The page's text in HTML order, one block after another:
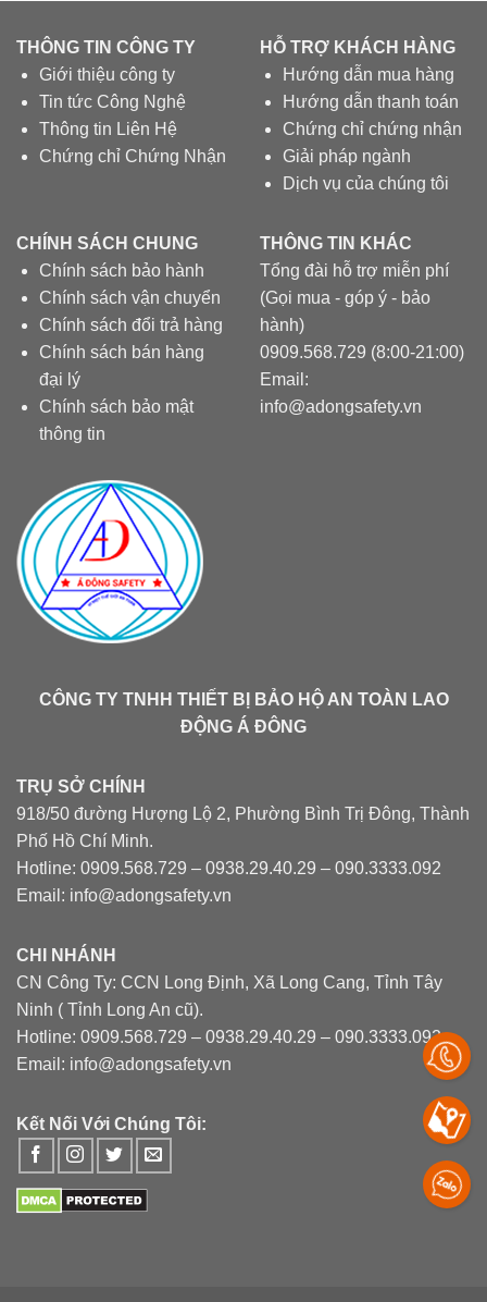
THÔNG TIN CÔNG TY
Giới thiệu công ty
Tin tức Công Nghệ
Thông tin Liên Hệ
Chứng chỉ Chứng Nhận
HỖ TRỢ KHÁCH HÀNG
Hướng dẫn mua hàng
Hướng dẫn thanh toán
Chứng chỉ chứng nhận
Giải pháp ngành
Dịch vụ của chúng tôi
CHÍNH SÁCH CHUNG
Chính sách bảo hành
Chính sách vận chuyển
Chính sách đổi trả hàng
Chính sách bán hàng
đại lý
Chính sách bảo mật
thông tin
THÔNG TIN KHÁC
Tổng đài hỗ trợ miễn phí
(Gọi mua - góp ý - bảo
hành)
0909.568.729 (8:00-21:00)
Email:
info@adongsafety.vn
CÔNG TY TNHH THIẾT BỊ BẢO HỘ AN TOÀN LAO
ĐỘNG Á ĐÔNG
TRỤ SỞ CHÍNH
918/50 đường Hượng Lộ 2, Phường Bình Trị Đông, Thành
Phố Hồ Chí Minh.
Hotline: 0909.568.729 – 0938.29.40.29 – 090.3333.092
Email: info@adongsafety.vn
CHI NHÁNH
CN Công Ty: CCN Long Định, Xã Long Cang, Tỉnh Tây
Ninh ( Tỉnh Long An cũ).
Hotline: 0909.568.729 – 0938.29.40.29 – 090.3333.092
Email: info@adongsafety.vn
Kết Nối Với Chúng Tôi: